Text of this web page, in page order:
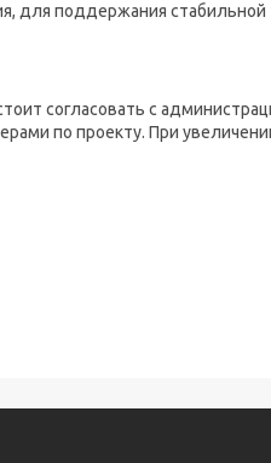
для поддержания стабильной
согласовать с
по проекту. При